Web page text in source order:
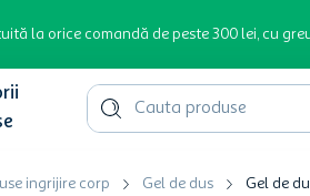
la orice comandă de peste 300 lei, cu
Cauta produse
ingrijire corp Gel de dus Gel de